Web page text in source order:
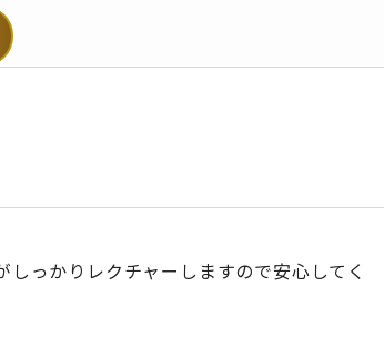
っかりレクチャーしますので安心してく